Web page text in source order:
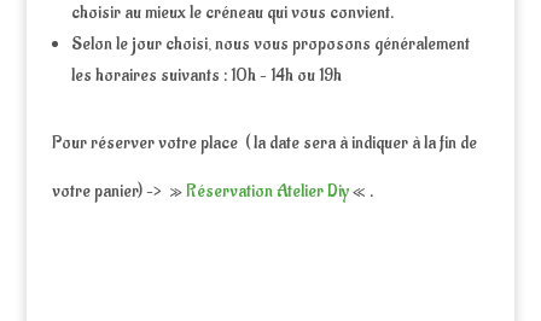
choisir au mieux le créneau qui vous convient.
Selon le jour choisi, nous vous proposons généralement
les horaires suivants : 10h – 14h ou 19h
Pour réserver votre place ( la date sera à indiquer à la fin de
votre panier) –> »Réservation Atelier Diy« .